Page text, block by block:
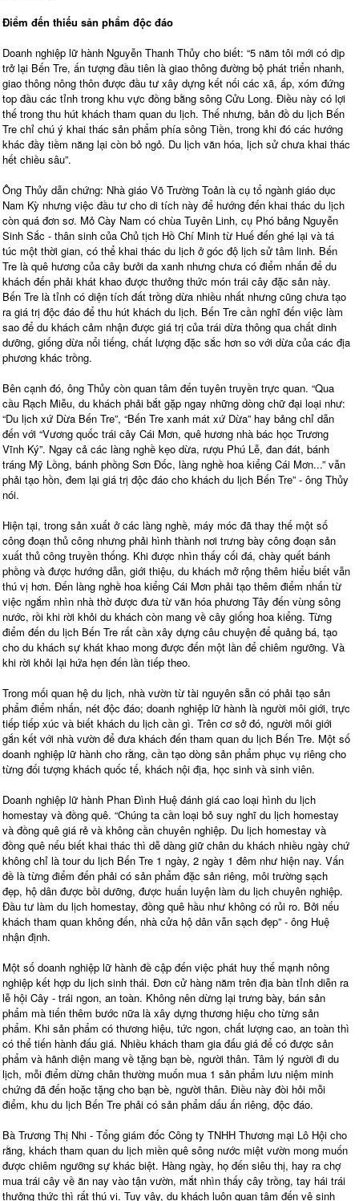
Điểm đến thiếu sản phẩm độc đáo
Doanh nghiệp lữ hành Nguyễn Thanh Thủy cho biết: “5 năm tôi mới có dịp
trở lại Bến Tre, ấn tượng đầu tiên là giao thông đường bộ phát triển nhanh,
giao thông nông thôn được đầu tư xây dựng kết nối các xã, ấp, xóm đứng
top đầu các tỉnh trong khu vực đồng bằng sông Cửu Long. Điều này có lợi
thế trong thu hút khách tham quan du lịch. Thế nhưng, bản đồ du lịch Bến
Tre chỉ chú ý khai thác sản phẩm phía sông Tiền, trong khi đó các hướng
khác đầy tiềm năng lại còn bỏ ngỏ. Du lịch văn hóa, lịch sử chưa khai thác
hết chiều sâu”.
Ông Thủy dẫn chứng: Nhà giáo Võ Trường Toản là cụ tổ ngành giáo dục
Nam Kỳ nhưng việc đầu tư cho di tích này để hướng đến khai thác du lịch
còn quá đơn sơ. Mỏ Cày Nam có chùa Tuyên Linh, cụ Phó bảng Nguyễn
Sinh Sắc - thân sinh của Chủ tịch Hồ Chí Minh từ Huế đến ghé lại và tá
túc một thời gian, có thể khai thác du lịch ở góc độ lịch sử tâm linh. Bến
Tre là quê hương của cây bưởi da xanh nhưng chưa có điểm nhấn để du
khách đến phải khát khao được thưởng thức món trái cây đặc sản này.
Bến Tre là tỉnh có diện tích đất trồng dừa nhiều nhất nhưng cũng chưa tạo
ra giá trị độc đáo để thu hút khách du lịch. Bến Tre cần nghĩ đến việc làm
sao để du khách cảm nhận được giá trị của trái dừa thông qua chất dinh
dưỡng, giống dừa nổi tiếng, chất lượng đặc sắc hơn so với dừa của các địa
phương khác trồng.
Bên cạnh đó, ông Thủy còn quan tâm đến tuyên truyền trực quan. “Qua
cầu Rạch Miễu, du khách phải bắt gặp ngay những dòng chữ đại loại như:
“Du lịch xứ Dừa Bến Tre”, “Bến Tre xanh mát xứ Dừa” hay bảng chỉ dẫn
đến với “Vương quốc trái cây Cái Mơn, quê hương nhà bác học Trương
Vĩnh Ký”. Ngay cả các làng nghề kẹo dừa, rượu Phú Lễ, đan đát, bánh
tráng Mỹ Lồng, bánh phồng Sơn Đốc, làng nghề hoa kiểng Cái Mơn...” vẫn
phải tạo hồn, đem lại giá trị độc đáo cho khách du lịch Bến Tre” - ông Thủy
nói.
Hiện tại, trong sản xuất ở các làng nghề, máy móc đã thay thế một số
công đoạn thủ công nhưng phải hình thành nơi trưng bày công đoạn sản
xuất thủ công truyền thống. Khi được nhìn thấy cối đá, chày quết bánh
phồng và được hướng dẫn, giới thiệu, du khách mở rộng thêm hiểu biết vẫn
thú vị hơn. Đến làng nghề hoa kiểng Cái Mơn phải tạo thêm điểm nhấn từ
việc ngắm nhìn nhà thờ được đưa từ văn hóa phương Tây đến vùng sông
nước, rồi khi rời khỏi du khách còn mang về cây giống hoa kiểng. Từng
điểm đến du lịch Bến Tre rất cần xây dựng câu chuyện để quảng bá, tạo
cho du khách sự khát khao mong được đến một lần để chiêm ngưỡng. Và
khi rời khỏi lại hứa hẹn đến lần tiếp theo.
Trong mối quan hệ du lịch, nhà vườn từ tài nguyên sẵn có phải tạo sản
phẩm điểm nhấn, nét độc đáo; doanh nghiệp lữ hành là người môi giới, trực
tiếp tiếp xúc và biết khách du lịch cần gì. Trên cơ sở đó, người môi giới
gắn kết với nhà vườn để đưa khách đến tham quan du lịch Bến Tre. Một số
doanh nghiệp lữ hành cho rằng, cần tạo dòng sản phẩm phục vụ riêng cho
từng đối tượng khách quốc tế, khách nội địa, học sinh và sinh viên.
Doanh nghiệp lữ hành Phan Đình Huệ đánh giá cao loại hình du lịch
homestay và đồng quê. “Chúng ta cần loại bỏ suy nghĩ du lịch homestay
và đồng quê giá rẻ và không cần chuyên nghiệp. Du lịch homestay và
đồng quê nếu biết khai thác thì dễ dàng giữ chân du khách nhiều ngày chứ
không chỉ là tour du lịch Bến Tre 1 ngày, 2 ngày 1 đêm như hiện nay. Vấn
đề là từng điểm đến phải có sản phẩm đặc sản riêng, môi trường sạch
đẹp, hộ dân được bồi dưỡng, được huấn luyện làm du lịch chuyên nghiệp.
Đầu tư làm du lịch homestay, đồng quê hầu như không có rủi ro. Bởi nếu
khách tham quan không đến, nhà cửa hộ dân vẫn sạch đẹp” - ông Huệ
nhận định.
Một số doanh nghiệp lữ hành đề cập đến việc phát huy thế mạnh nông
nghiệp kết hợp du lịch sinh thái. Đơn cử hàng năm trên địa bàn tỉnh diễn ra
lễ hội Cây - trái ngon, an toàn. Không nên dừng lại trưng bày, bán sản
phẩm mà tiến thêm bước nữa là xây dựng thương hiệu cho từng sản
phẩm. Khi sản phẩm có thương hiệu, tức ngon, chất lượng cao, an toàn thì
có thể tiến hành đấu giá. Nhiều khách tham gia đấu giá để có được sản
phẩm và hãnh diện mang về tặng bạn bè, người thân. Tâm lý người đi du
lịch, mỗi điểm dừng chân thường muốn mua 1 sản phẩm lưu niệm minh
chứng đã đến hoặc tặng cho bạn bè, người thân. Điều này đòi hỏi mỗi
điểm, khu du lịch Bến Tre phải có sản phẩm dấu ấn riêng, độc đáo.
Bà Trương Thị Nhi - Tổng giám đốc Công ty TNHH Thương mại Lô Hội cho
rằng, khách tham quan du lịch miền quê sông nước miệt vườn mong muốn
được chiêm ngưỡng sự khác biệt. Hàng ngày, họ đến siêu thị, hay ra chợ
mua trái cây về ăn nay vào tận vườn, mắt nhìn thấy cây trồng, tay hái trái
thưởng thức thì rất thú vị. Tuy vậy, du khách luôn quan tâm đến vệ sinh